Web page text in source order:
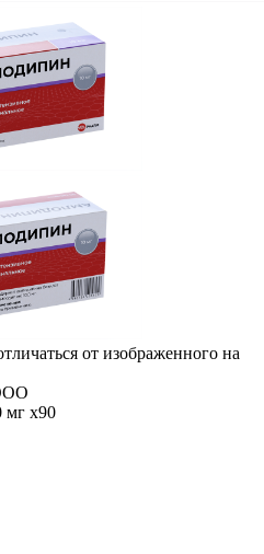
от изображенного на
мг x90